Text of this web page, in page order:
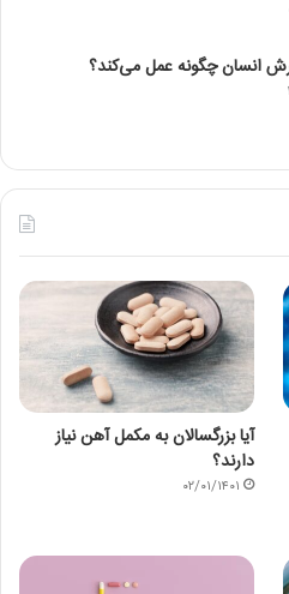
انسان چگونه عمل می‌کند؟
آیا بزرگسالان به مکمل آهن نیاز
دارند؟
۰۲/۰۱/۱۴۰۱